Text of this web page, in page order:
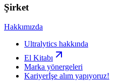
Şirket
Hakkımızda
Ultralytics hakkında
El Kitabı
Marka yönergeleri
Kariyerİşe alım yapıyoruz!